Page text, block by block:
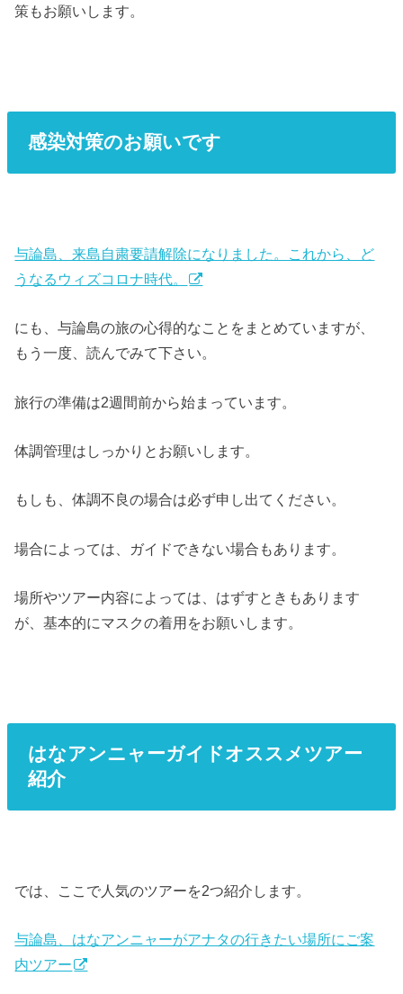
策もお願いします。
感染対策のお願いです
与論島、来島自粛要請解除になりました。これから、ど
うなるウィズコロナ時代。
にも、与論島の旅の心得的なことをまとめていますが、
もう一度、読んでみて下さい。
旅行の準備は2週間前から始まっています。
体調管理はしっかりとお願いします。
もしも、体調不良の場合は必ず申し出てください。
場合によっては、ガイドできない場合もあります。
場所やツアー内容によっては、はずすときもあります
が、基本的にマスクの着用をお願いします。
はなアンニャーガイドオススメツアー
紹介
では、ここで人気のツアーを2つ紹介します。
与論島、はなアンニャーがアナタの行きたい場所にご案
内ツアー